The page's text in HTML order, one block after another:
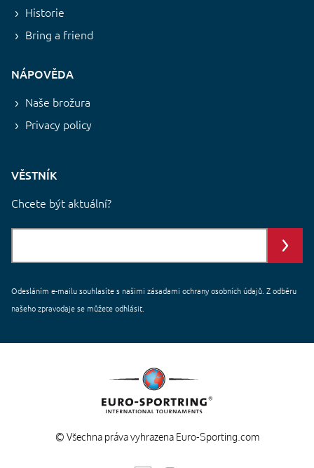
Historie
Bring a friend
NÁPOVĚDA
Naše brožura
Privacy policy
VĚSTNÍK
Chcete být aktuální?
Odesláním e-mailu souhlasíte s našimi zásadami ochranyosobních údajů. Z odběru
našeho zpravodaje se můžete odhlásit.
© Všechna práva vyhrazena Euro-Sporting.com